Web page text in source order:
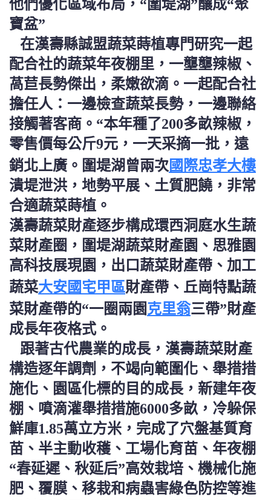
他們優化區域布局，“圍堤湖”釀成“聚
寶盆”
在漢壽縣誠盟蔬菜蒔植專門研究一起
配合社的蔬菜年夜棚里，一壟壟辣椒、
萵苣長勢傑出，柔嫩欲滴。一起配合社
擔任人：一邊檢查蔬菜長勢，一邊聯絡
接觸著客商。“本年種了200多畝辣椒，
零售價每公斤9元，一天采摘一批，遠
銷北上廣。圍堤湖曾兩次國際忠孝大樓
潰堤泄洪，地勢平展、土質肥饒，非常
合適蔬菜蒔植。
漢壽蔬菜財產逐步構成環西洞庭水生蔬
菜財產圈，圍堤湖蔬菜財產園、思雅園
高科技展現園，出口蔬菜財產帶、加工
蔬菜大安國宅甲區財產帶、丘崗特點蔬
菜財產帶的“一圈兩園克里翁三帶”財產
成長年夜格式。
跟著古代農業的成長，漢壽蔬菜財產
構造逐年調劑，不竭向範圍化、舉措措
施化、園區化標的目的成長，新建年夜
棚、噴滴灌舉措措施6000多畝，冷躲保
鮮庫1.85萬立方米，完成了穴盤基質育
苗、半主動收穫、工場化育苗、年夜棚
“春延遲、秋延后”高效栽培、機械化施
肥、覆膜、移栽和病蟲害綠色防控等進